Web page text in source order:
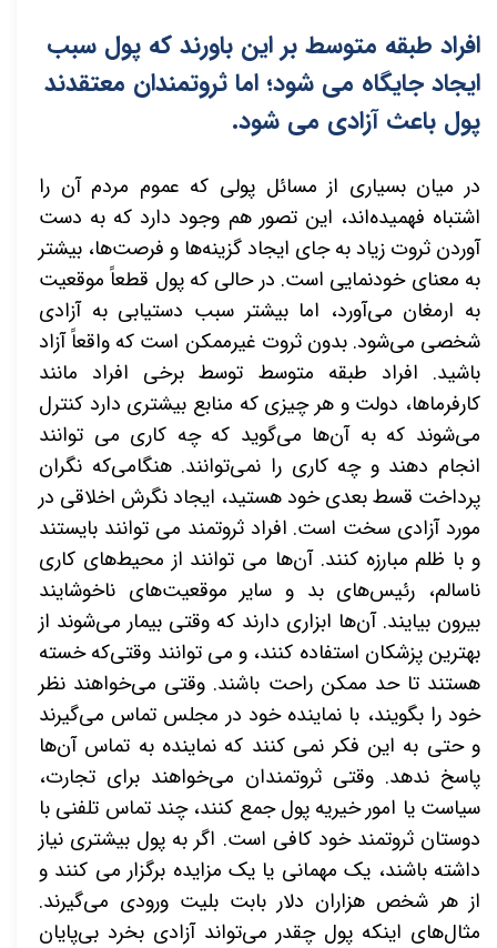
افراد طبقه متوسط بر این باورند که پول سبب
ایجاد جایگاه می شود؛ اما ثروتمندان معتقدند
پول باعث آزادی می شود.
در میان بسیاری از مسائل پولی که عموم مردم آن را
اشتباه فهمیده‌اند، این تصور هم وجود دارد که به دست
آوردن ثروت زیاد به جای ایجاد گزینه‌ها و فرصت‌ها، بیشتر
به معنای خودنمایی است. در حالی که پول قطعاً موقعیت
به ارمغان می‌آورد، اما بیشتر سبب دستیابی به آزادی
شخصی می‌شود. بدون ثروت غیرممکن است که واقعاً آزاد
باشید. افراد طبقه متوسط توسط برخی افراد مانند
کارفرماها، دولت و هر چیزی که منابع بیشتری دارد کنترل
می‌شوند که به آن‌ها می‌گوید که چه کاری می توانند
انجام دهند و چه کاری را نمی‌توانند. هنگامی‌که نگران
پرداخت قسط بعدی خود هستید، ایجاد نگرش اخلاقی در
مورد آزادی سخت است. افراد ثروتمند می توانند بایستند
و با ظلم مبارزه کنند. آن‌ها می توانند از محیط‌های کاری
ناسالم، رئیس‌های بد و سایر موقعیت‌های ناخوشایند
بیرون بیایند. آن‌ها ابزاری دارند که وقتی بیمار می‌شوند از
بهترین پزشکان استفاده کنند، و می توانند وقتی‌که خسته
هستند تا حد ممکن راحت باشند. وقتی می‌خواهند نظر
خود را بگویند، با نماینده خود در مجلس تماس می‌گیرند
و حتی به این فکر نمی کنند که نماینده به تماس آن‌ها
پاسخ ندهد. وقتی ثروتمندان می‌خواهند برای تجارت،
سیاست یا امور خیریه پول جمع کنند، چند تماس تلفنی با
دوستان ثروتمند خود کافی است. اگر به پول بیشتری نیاز
داشته باشند، یک مهمانی یا یک مزایده برگزار می کنند و
از هر شخص هزاران دلار بابت بلیت ورودی می‌گیرند.
مثال‌های اینکه پول چقدر می‌تواند آزادی بخرد بی‌پایان